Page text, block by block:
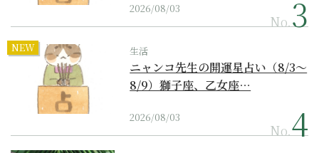
2026/08/03
No.
NEW 生活
ニャンコ先生の開運星占い（8/3～
8/9）獅子座、乙女座…
2026/08/03
No.